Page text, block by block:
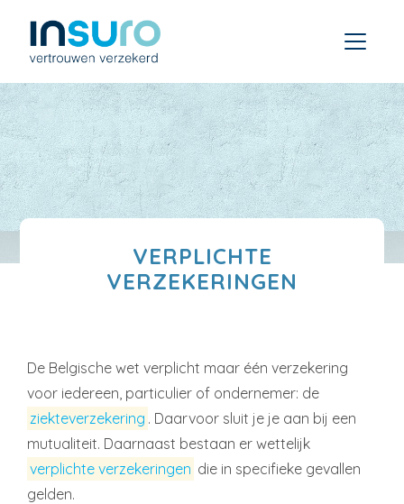
VERPLICHTE
VERZEKERINGEN
De Belgische wet verplicht maar één verzekering
voor iedereen, particulier of ondernemer: de
ziekteverzekering . Daarvoor sluit je je aan bij een
mutualiteit. Daarnaast bestaan er wettelijk
verplichte verzekeringen die in specifieke gevallen
gelden.